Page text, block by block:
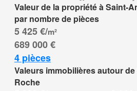
Valeur de la propriété à Saint-
par nombre de pièces
689 000 €
5 425 €/m²
4 pièces
Valeurs immobilières autour
Roche